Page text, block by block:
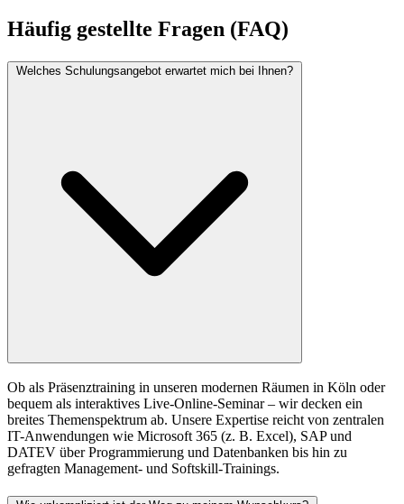
Häufig gestellte Fragen (FAQ)
Welches Schulungsangebot erwartet mich bei Ihnen?
Ob als Präsenztraining in unseren modernen Räumen in Köln oder
bequem als interaktives Live-Online-Seminar – wir decken ein
breites Themenspektrum ab. Unsere Expertise reicht von zentralen
IT-Anwendungen wie Microsoft 365 (z. B. Excel), SAP und
DATEV über Programmierung und Datenbanken bis hin zu
gefragten Management- und Softskill-Trainings.